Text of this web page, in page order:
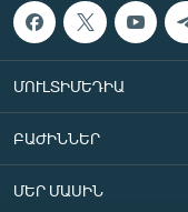
ՄՈՒԼՏԻՄԵԴԻԱ
ԲԱԺԻՆՆԵՐ
ՄԵՐ ՄԱՍԻՆ